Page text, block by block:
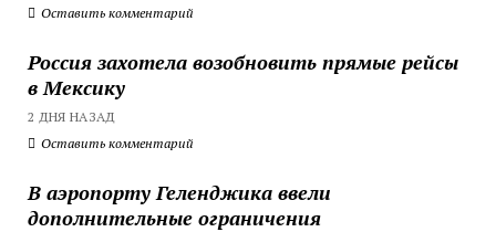
Оставить комментарий
Россия захотела возобновить прямые рейсы
в Мексику
2 ДНЯ НАЗАД
Оставить комментарий
В аэропорту Геленджика ввели
дополнительные ограничения